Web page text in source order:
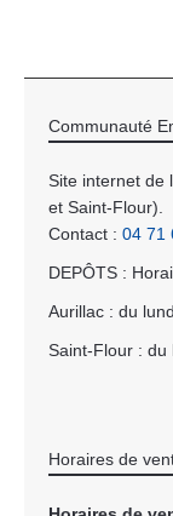
Communauté
Site internet de
et Saint-Flour).
Contact : 04 71
DEPÔTS :
Aurillac : du
Saint-Flour : du
Horaires de